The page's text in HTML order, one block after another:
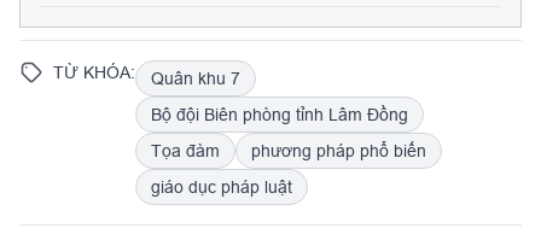
lệnh BĐBP dự, phát biểu chỉ đạo. Dự hội nghị có Đại tá
các cơ quan, đơn vị BĐBP trong Cụm thi đua.
TỪ KHÓA:
Quân khu 7
Bộ đội Biên phòng tỉnh Lâm Đồng
Tọa đàm
phương pháp phổ biến
giáo dục pháp luật